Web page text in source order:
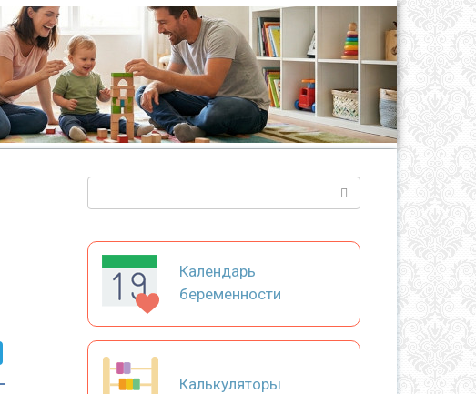
Календарь
беременности
Калькуляторы